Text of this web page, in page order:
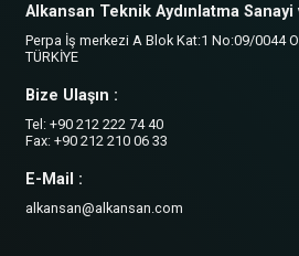
Alkansan Teknik Aydınlatma
Perpa İş merkezi A Blok Kat:1 No:09/0044
TÜRKİYE
Bize Ulaşın :
Tel: +90 212 222 74 40
Fax: +90 212 210 06 33
E-Mail :
alkansan@alkansan.com